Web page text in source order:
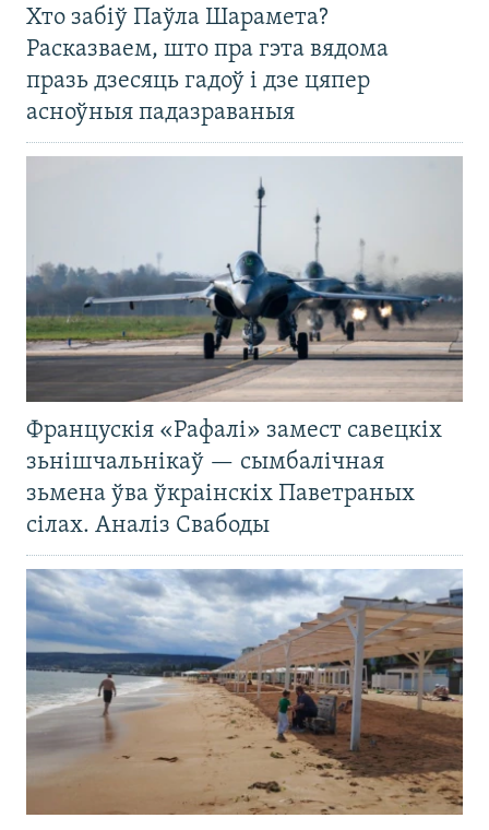
Хто забіў Паўла Шарамета?
Расказваем, што пра гэта вядома
празь дзесяць гадоў і дзе цяпер
асноўныя падазраваныя
Францускія «Рафалі» замест савецкіх
зьнішчальнікаў — сымбалічная
зьмена ўва ўкраінскіх Паветраных
сілах. Аналіз Свабоды